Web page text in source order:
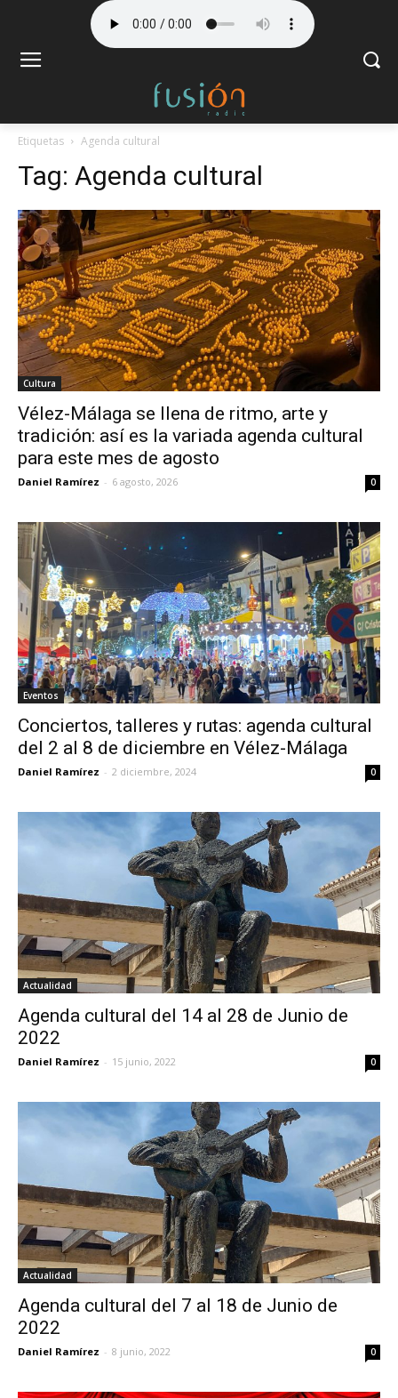
Etiquetas Agenda cultural
Tag: Agenda cultural
Cultura
Vélez-Málaga se llena de ritmo, arte y
tradición: así es la variada agenda cultural
para este mes de agosto
Daniel Ramírez - 6 agosto, 2026 0
Eventos
Conciertos, talleres y rutas: agenda cultural
del 2 al 8 de diciembre en Vélez-Málaga
Daniel Ramírez - 2 diciembre, 2024 0
Actualidad
Agenda cultural del 14 al 28 de Junio de
2022
Daniel Ramírez - 15 junio, 2022 0
Actualidad
Agenda cultural del 7 al 18 de Junio de
2022
Daniel Ramírez - 8 junio, 2022 0